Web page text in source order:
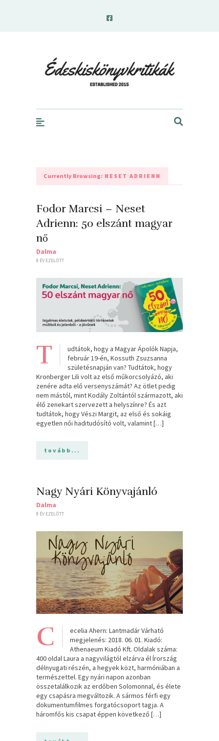
Currently Browsing: NESET ADRIENN
Fodor Marcsi – Neset
Adrienn: 50 ​elszánt magyar
nő
Dalma
8 ÉV EZELŐTT
T
udtátok, hogy a Magyar Ápolók Napja,
február 19-én, Kossuth Zsuzsanna
születésnapján van? Tudtátok, hogy
Kronberger Lili volt az első műkorcsolyázó, aki
zenére adta elő versenyszámát? Az ötlet pedig
nem mástól, mint Kodály Zoltántól származott, aki
élő zenekart szervezett a helyszínre? És azt
tudtátok, hogy Vészi Margit, az első és sokáig
egyetlen női haditudósító volt, valamint […]
tovább...
Nagy Nyári Könyvajánló
Dalma
8 ÉV EZELŐTT
C
ecelia Ahern: Lantmadár Várható
megjelenés: 2018. 06. 01. Kiadó:
Athenaeum Kiadó Kft. Oldalak száma:
400 oldal Laura a nagyvilágtól elzárva él Írország
délnyugati részén, a hegyek közt, harmóniában a
természettel. Egy nyári napon azonban
összetalálkozik az erdőben Solomonnal, és élete
egy csapásra megváltozik. A sármos férfi egy
dokumentumfilmes forgatócsoport tagja. A
háromfős kis csapat éppen következő […]